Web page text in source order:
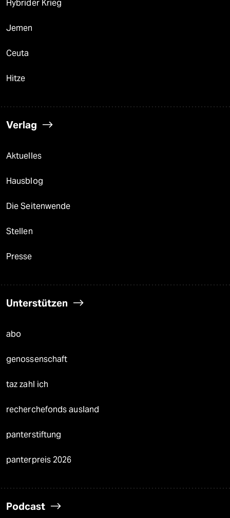
Hybrider Krieg
Jemen
Ceuta
Hitze
Verlag
Aktuelles
Hausblog
Die Seitenwende
Stellen
Presse
Unterstützen
abo
genossenschaft
taz zahl ich
recherchefonds ausland
panterstiftung
panterpreis 2026
Podcast